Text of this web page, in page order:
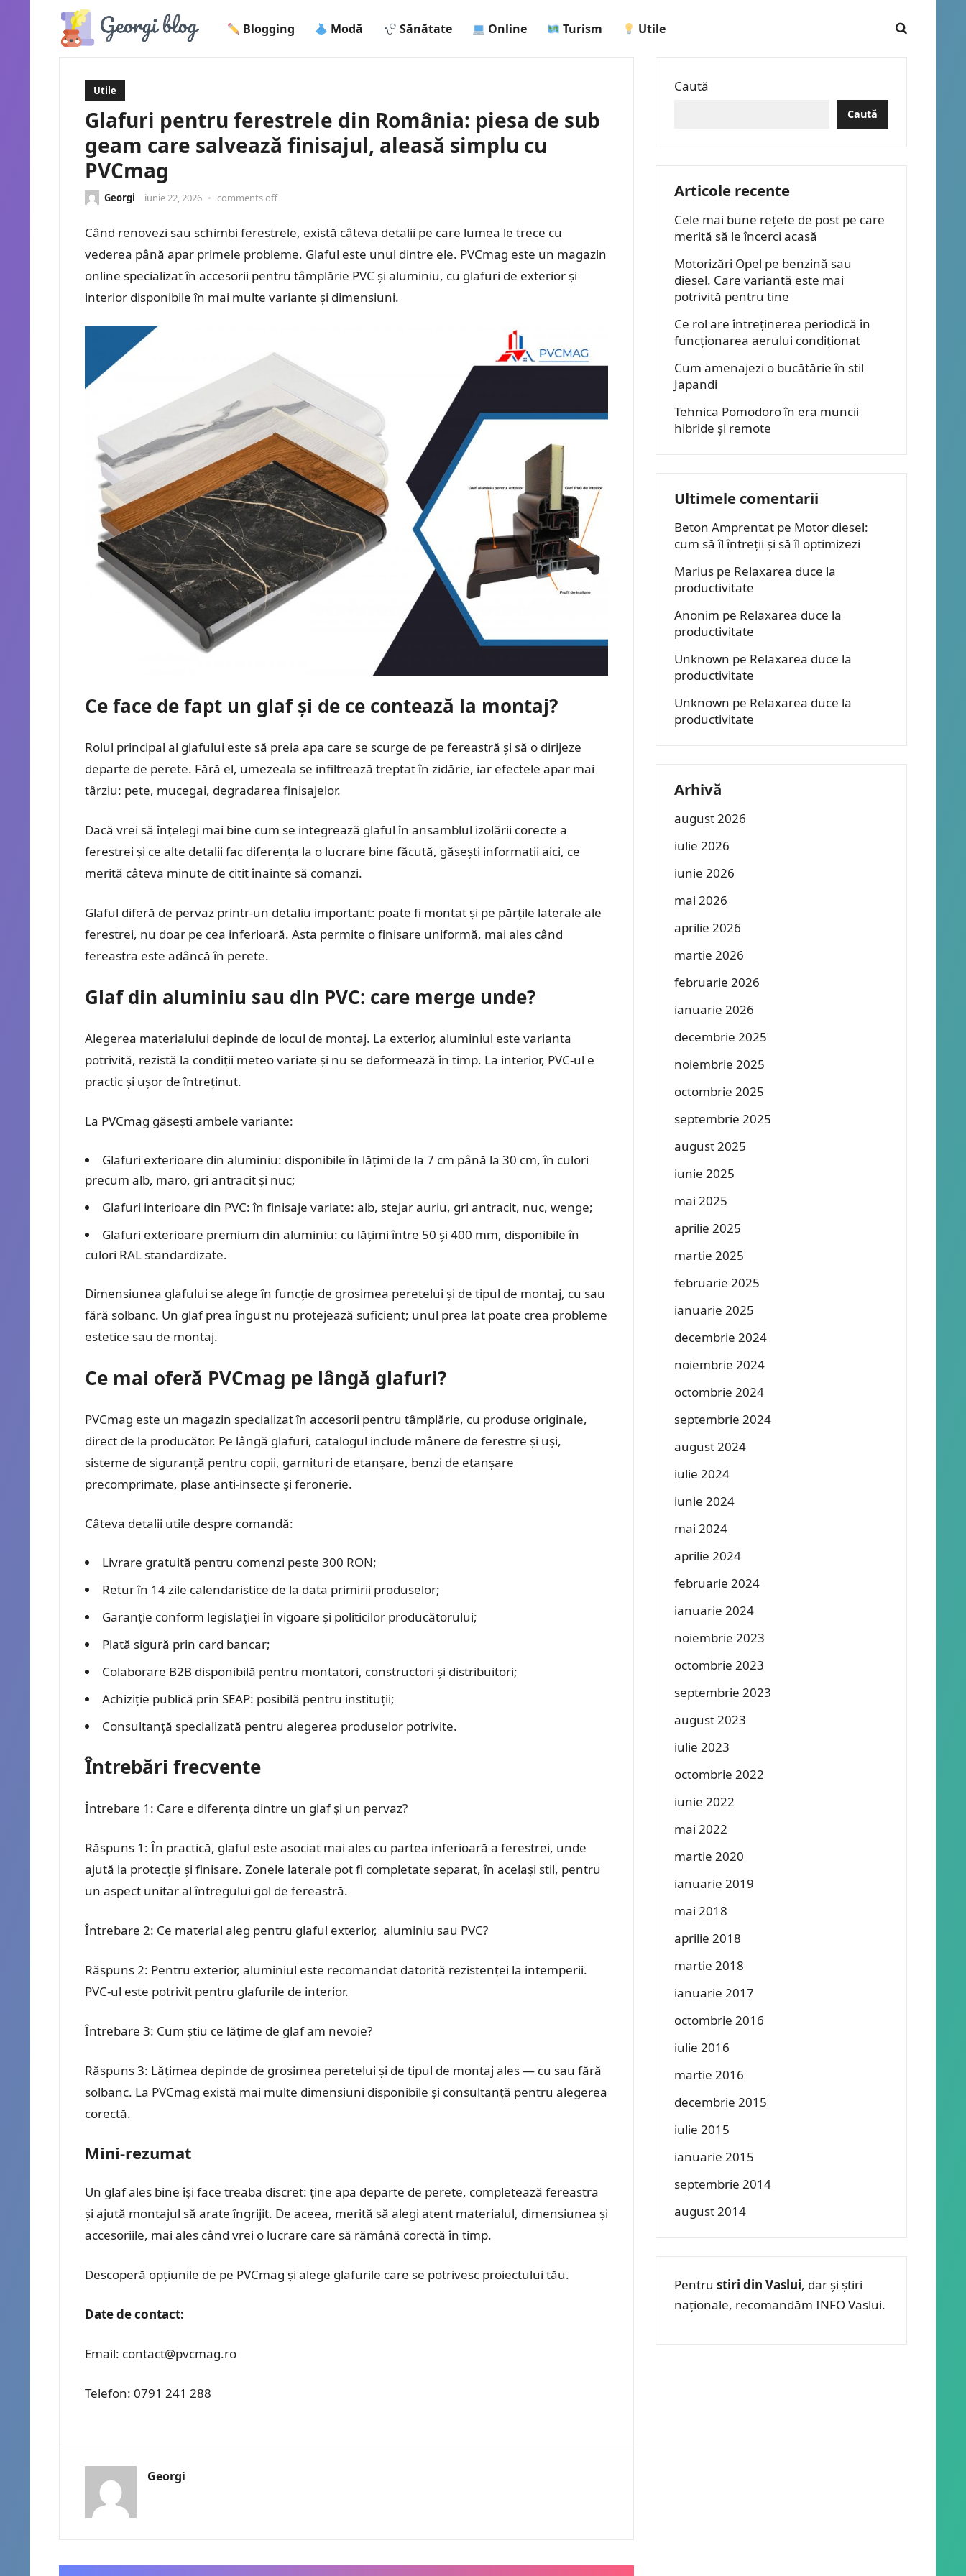
Blogging Modă Sănătate Online Turism Utile
Utile
Glafuri pentru ferestrele din România: piesa de sub
geam care salvează finisajul, aleasă simplu cu
PVCmag
Georgi iunie 22, 2026 • comments off
Când renovezi sau schimbi ferestrele, există câteva detalii pe care lumea le trece cu
vederea până apar primele probleme. Glaful este unul dintre ele. PVCmag este un magazin
online specializat în accesorii pentru tâmplărie PVC și aluminiu, cu glafuri de exterior și
interior disponibile în mai multe variante și dimensiuni.
Ce face de fapt un glaf și de ce contează la montaj?
Rolul principal al glafului este să preia apa care se scurge de pe fereastră și să o dirijeze
departe de perete. Fără el, umezeala se infiltrează treptat în zidărie, iar efectele apar mai
târziu: pete, mucegai, degradarea finisajelor.
Dacă vrei să înțelegi mai bine cum se integrează glaful în ansamblul izolării corecte a
ferestrei și ce alte detalii fac diferența la o lucrare bine făcută, găsești informatii aici, ce
merită câteva minute de citit înainte să comanzi.
Glaful diferă de pervaz printr-un detaliu important: poate fi montat și pe părțile laterale ale
ferestrei, nu doar pe cea inferioară. Asta permite o finisare uniformă, mai ales când
fereastra este adâncă în perete.
Glaf din aluminiu sau din PVC: care merge unde?
Alegerea materialului depinde de locul de montaj. La exterior, aluminiul este varianta
potrivită, rezistă la condiții meteo variate și nu se deformează în timp. La interior, PVC-ul e
practic și ușor de întreținut.
La PVCmag găsești ambele variante:
Glafuri exterioare din aluminiu: disponibile în lățimi de la 7 cm până la 30 cm, în culori
precum alb, maro, gri antracit și nuc;
Glafuri interioare din PVC: în finisaje variate: alb, stejar auriu, gri antracit, nuc, wenge;
Glafuri exterioare premium din aluminiu: cu lățimi între 50 și 400 mm, disponibile în
culori RAL standardizate.
Dimensiunea glafului se alege în funcție de grosimea peretelui și de tipul de montaj, cu sau
fără solbanc. Un glaf prea îngust nu protejează suficient; unul prea lat poate crea probleme
estetice sau de montaj.
Ce mai oferă PVCmag pe lângă glafuri?
PVCmag este un magazin specializat în accesorii pentru tâmplărie, cu produse originale,
direct de la producător. Pe lângă glafuri, catalogul include mânere de ferestre și uși,
sisteme de siguranță pentru copii, garnituri de etanșare, benzi de etanșare
precomprimate, plase anti-insecte și feronerie.
Câteva detalii utile despre comandă:
Livrare gratuită pentru comenzi peste 300 RON;
Retur în 14 zile calendaristice de la data primirii produselor;
Garanție conform legislației în vigoare și politicilor producătorului;
Plată sigură prin card bancar;
Colaborare B2B disponibilă pentru montatori, constructori și distribuitori;
Achiziție publică prin SEAP: posibilă pentru instituții;
Consultanță specializată pentru alegerea produselor potrivite.
Întrebări frecvente
Întrebare 1: Care e diferența dintre un glaf și un pervaz?
Răspuns 1: În practică, glaful este asociat mai ales cu partea inferioară a ferestrei, unde
ajută la protecție și finisare. Zonele laterale pot fi completate separat, în același stil, pentru
un aspect unitar al întregului gol de fereastră.
Întrebare 2: Ce material aleg pentru glaful exterior, aluminiu sau PVC?
Răspuns 2: Pentru exterior, aluminiul este recomandat datorită rezistenței la intemperii.
PVC-ul este potrivit pentru glafurile de interior.
Întrebare 3: Cum știu ce lățime de glaf am nevoie?
Răspuns 3: Lățimea depinde de grosimea peretelui și de tipul de montaj ales — cu sau fără
solbanc. La PVCmag există mai multe dimensiuni disponibile și consultanță pentru alegerea
corectă.
Mini-rezumat
Un glaf ales bine își face treaba discret: ține apa departe de perete, completează fereastra
și ajută montajul să arate îngrijit. De aceea, merită să alegi atent materialul, dimensiunea și
accesoriile, mai ales când vrei o lucrare care să rămână corectă în timp.
Descoperă opțiunile de pe PVCmag și alege glafurile care se potrivesc proiectului tău.
Date de contact:
Email: contact@pvcmag.ro
Telefon: 0791 241 288
Georgi
Caută
Caută
Articole recente
Cele mai bune rețete de post pe care
merită să le încerci acasă
Motorizări Opel pe benzină sau
diesel. Care variantă este mai
potrivită pentru tine
Ce rol are întreținerea periodică în
funcționarea aerului condiționat
Cum amenajezi o bucătărie în stil
Japandi
Tehnica Pomodoro în era muncii
hibride și remote
Ultimele comentarii
Beton Amprentat pe Motor diesel:
cum să îl întreții și să îl optimizezi
Marius pe Relaxarea duce la
productivitate
Anonim pe Relaxarea duce la
productivitate
Unknown pe Relaxarea duce la
productivitate
Unknown pe Relaxarea duce la
productivitate
Arhivă
august 2026
iulie 2026
iunie 2026
mai 2026
aprilie 2026
martie 2026
februarie 2026
ianuarie 2026
decembrie 2025
noiembrie 2025
octombrie 2025
septembrie 2025
august 2025
iunie 2025
mai 2025
aprilie 2025
martie 2025
februarie 2025
ianuarie 2025
decembrie 2024
noiembrie 2024
octombrie 2024
septembrie 2024
august 2024
iulie 2024
iunie 2024
mai 2024
aprilie 2024
februarie 2024
ianuarie 2024
noiembrie 2023
octombrie 2023
septembrie 2023
august 2023
iulie 2023
octombrie 2022
iunie 2022
mai 2022
martie 2020
ianuarie 2019
mai 2018
aprilie 2018
martie 2018
ianuarie 2017
octombrie 2016
iulie 2016
martie 2016
decembrie 2015
iulie 2015
ianuarie 2015
septembrie 2014
august 2014
Pentru stiri din Vaslui, dar și știri
naționale, recomandăm INFO Vaslui.